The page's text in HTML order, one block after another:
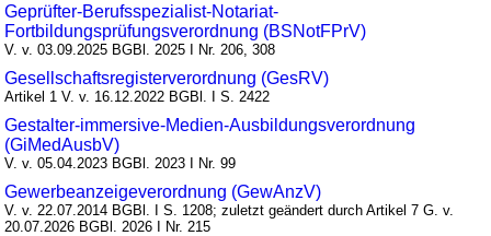
Geprüfter-Berufsspezialist-Notariat-
Fortbildungsprüfungsverordnung (BSNotFPrV)
V. v. 03.09.2025 BGBl. 2025 I Nr. 206, 308
Gesellschaftsregisterverordnung (GesRV)
Artikel 1 V. v. 16.12.2022 BGBl. I S. 2422
Gestalter-immersive-Medien-Ausbildungsverordnung
(GiMedAusbV)
V. v. 05.04.2023 BGBl. 2023 I Nr. 99
Gewerbeanzeigeverordnung (GewAnzV)
V. v. 22.07.2014 BGBl. I S. 1208; zuletzt geändert durch Artikel 7 G. v.
20.07.2026 BGBl. 2026 I Nr. 215